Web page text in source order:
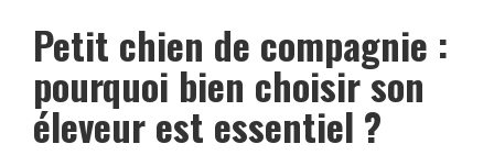
Petit chien de compagnie :
pourquoi bien choisir son
éleveur est essentiel ?